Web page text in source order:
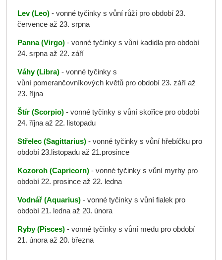
Lev (Leo) - vonné tyčinky s vůní růží pro období 23.
července až 23. srpna
Panna (Virgo)- vonné tyčinky s vůní kadidla pro období
24. srpna až 22. září
Váhy (Libra)- vonné tyčinky s
vůní pomerančovníkových květů pro období 23. září až
23. října
Štír (Scorpio)- vonné tyčinky s vůní skořice pro období
24. října až 22. listopadu
Střelec (Sagittarius)- vonné tyčinky s vůní hřebíčku pro
období 23.listopadu až 21.prosince
Kozoroh (Capricorn)- vonné tyčinky s vůní myrhy pro
období 22. prosince až 22. ledna
Vodnář (Aquarius)- vonné tyčinky s vůní fialek pro
období 21. ledna až 20. února
Ryby (Pisces)- vonné tyčinky s vůní medu pro období
21. února až 20. března